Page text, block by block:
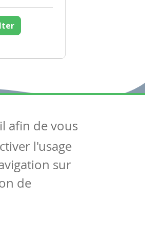
afin de vous
l'usage
sur
de